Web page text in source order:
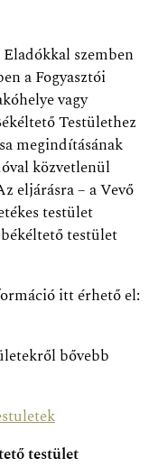
szemben
a Fogyasztói
vagy
Testülethez
megindításának
közvetlenül
eljárásra – a Vevő
testület
testület
itt érhető el:
bővebb
testület